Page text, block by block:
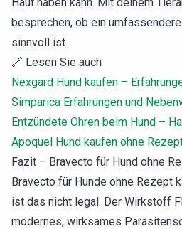
besprechen, ob ein
sinnvoll ist.
🔗 Lesen Sie auch
Nexgard Hund kaufen –
Simparica Erfahrungen und
Entzündete Ohren beim Hund –
Apoquel Hund kaufen ohne
Fazit – Bravecto für Hund ohne
Bravecto für Hunde ohne Rezept
ist das nicht legal. Der Wirkstoff
modernes, wirksames